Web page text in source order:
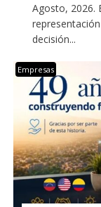
Agosto, 2026.
decisión...
Empresas